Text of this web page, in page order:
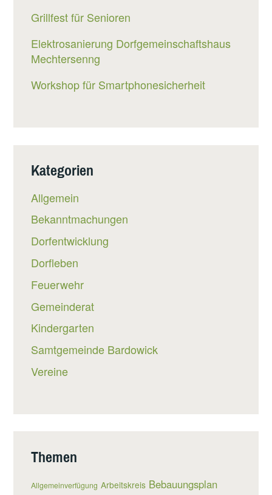
Grillfest für Senioren
Elektrosanierung Dorfgemeinschaftshaus
Mechtersenng
Workshop für Smartphonesicherheit
Kategorien
Allgemein
Bekanntmachungen
Dorfentwicklung
Dorfleben
Feuerwehr
Gemeinderat
Kindergarten
Samtgemeinde Bardowick
Vereine
Themen
Allgemeinverfügung Arbeitskreis Bebauungsplan